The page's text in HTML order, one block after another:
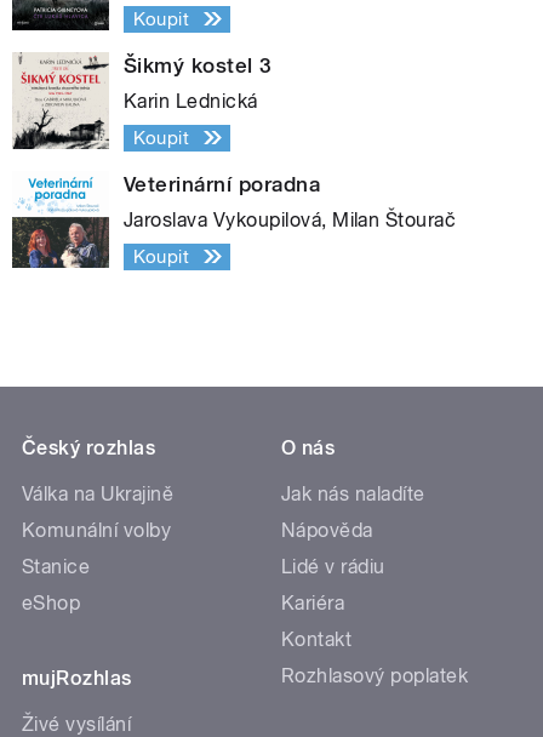
Koupit
Šikmý kostel 3
Karin Lednická
Koupit
Veterinární poradna
Jaroslava Vykoupilová, Milan Štourač
Koupit
Český rozhlas
Válka na Ukrajině
Komunální volby
Stanice
eShop
mujRozhlas
Živé vysílání
O nás
Jak nás naladíte
Nápověda
Lidé v rádiu
Kariéra
Kontakt
Rozhlasový poplatek